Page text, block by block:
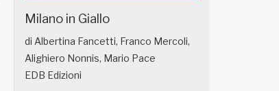
Milano in Giallo
di Albertina Fancetti, Franco Mercoli,
Alighiero Nonnis, Mario Pace
EDB Edizioni